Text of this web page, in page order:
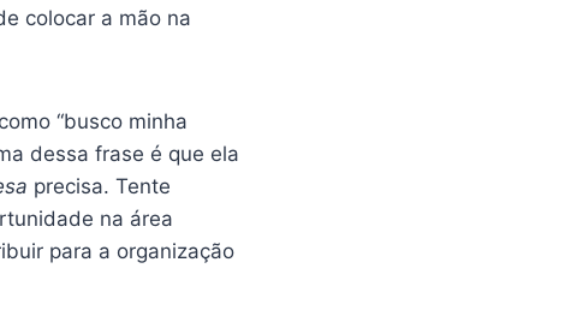
colocar a mão na
“busco minha
dessa frase é que ela
precisa. Tente
na área
para a organização